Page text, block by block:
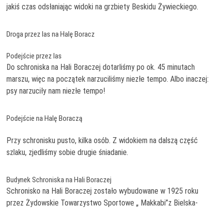
jakiś czas odsłaniając widoki na grzbiety Beskidu Żywieckiego.
Droga przez las na Halę Boracz
Podejście przez las
Do schroniska na Hali Boraczej dotarliśmy po ok. 45 minutach
marszu, więc na początek narzuciliśmy niezłe tempo. Albo inaczej:
psy narzuciły nam niezłe tempo!
Podejście na Halę Boraczą
Przy schronisku pusto, kilka osób. Z widokiem na dalszą część
szlaku, zjedliśmy sobie drugie śniadanie.
Budynek Schroniska na Hali Boraczej
Schronisko na Hali Boraczej zostało wybudowane w 1925 roku
przez Żydowskie Towarzystwo Sportowe „ Makkabi”z Bielska-